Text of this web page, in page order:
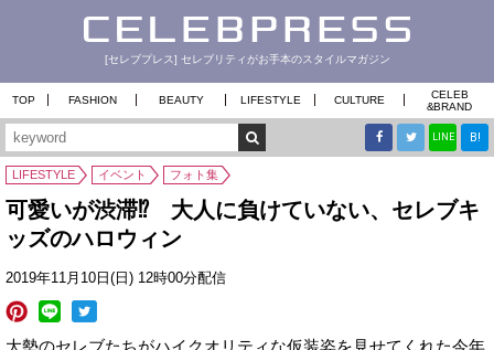
[セレブプレス] セレブリティがお手本のスタイルマガジン
TOP FASHION BEAUTY LIFESTYLE CULTURE
CELEB
&BRAND
LINE B!
LIFESTYLE イベント フォト集
可愛いが渋滞⁉ 大人に負けていない、セレブキ
ッズのハロウィン
2019年11月10日(日) 12時00分配信
大勢のセレブたちがハイクオリティな仮装姿を見せてくれた今年